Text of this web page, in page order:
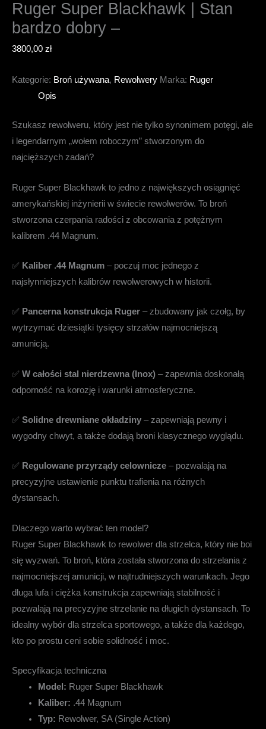
Ruger Super Blackhawk | Stan
bardzo dobry –
3800,00 zł
Kategorie: Broń używana, Rewolwery Marka: Ruger
Opis
Szukasz rewolweru, który jest nie tylko synonimem potęgi, ale
i legendarnym „wołem roboczym” stworzonym do
najcięższych zadań?
Ruger Super Blackhawk to jedno z największych osiągnięć
amerykańskiej inżynierii w świecie rewolwerów. To broń
stworzona czerpania radości z obcowania z potężnym
kalibrem .44 Magnum.
✅ Kaliber .44 Magnum – poczuj moc jednego z
najsłynniejszych kalibrów rewolwerowych w historii.
✅ Pancerna konstrukcja Ruger – zbudowany jak czołg, by
wytrzymać dziesiątki tysięcy strzałów najmocniejszą
amunicją.
✅ W całości stal nierdzewna (Inox) – zapewnia doskonałą
odporność na korozję i warunki atmosferyczne.
✅ Solidne drewniane okładziny – zapewniają pewny i
wygodny chwyt, a także dodają broni klasycznego wyglądu.
✅ Regulowane przyrządy celownicze – pozwalają na
precyzyjne ustawienie punktu trafienia na różnych
dystansach.
Dlaczego warto wybrać ten model?
Ruger Super Blackhawk to rewolwer dla strzelca, który nie boi
się wyzwań. To broń, która została stworzona do strzelania z
najmocniejszej amunicji, w najtrudniejszych warunkach. Jego
długa lufa i ciężka konstrukcja zapewniają stabilność i
pozwalają na precyzyjne strzelanie na długich dystansach. To
idealny wybór dla strzelca sportowego, a także dla każdego,
kto po prostu ceni sobie solidność i moc.
Specyfikacja techniczna
Model: Ruger Super Blackhawk
Kaliber: .44 Magnum
Typ: Rewolwer, SA (Single Action)